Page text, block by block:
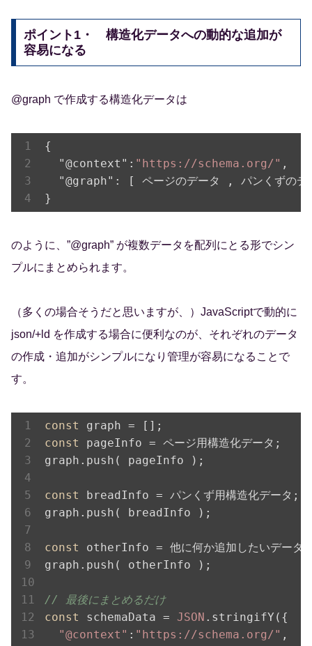
ポイント1・ 構造化データへの動的な追加が
容易になる
@graph で作成する構造化データは
{
"@context" : "https://schema.org/" ,
"@graph" : [ ページのデータ , パンくずの
のように、”@graph” が複数データを配列にとる形でシン
プルにまとめられます。
（多くの場合そうだと思いますが、）JavaScriptで動的に
json/+ld を作成する場合に便利なのが、それぞれのデータ
の作成・追加がシンプルになり管理が容易になることで
す。
const
const
pageInfo = ページ用構造化データ;
graph.push( pageInfo );
const
breadInfo = パンくず用構造化データ;
graph.push( breadInfo );
const
otherInfo = 他に何か追加したいデータ;
graph.push( otherInfo );
// 最後にまとめるだけ
const
schemaData = JSON .stringifY({
"@context" : "https://schema.org/" ,